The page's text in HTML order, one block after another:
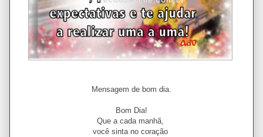
Mensagem de bom dia.
Bom Dia!
Que a cada manhã,
você sinta no coração